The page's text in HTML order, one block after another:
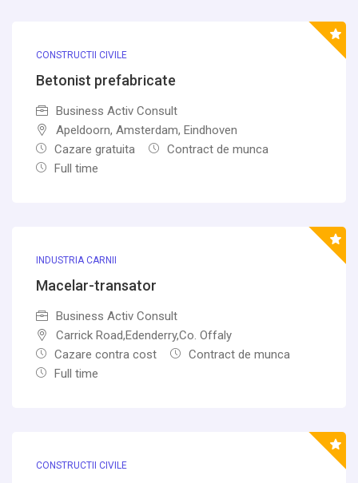
CONSTRUCTII CIVILE
Betonist prefabricate
Business Activ Consult
Apeldoorn, Amsterdam, Eindhoven
Cazare gratuita
Contract de munca
Full time
INDUSTRIA CARNII
Macelar-transator
Business Activ Consult
Carrick Road,Edenderry,Co. Offaly
Cazare contra cost
Contract de munca
Full time
CONSTRUCTII CIVILE